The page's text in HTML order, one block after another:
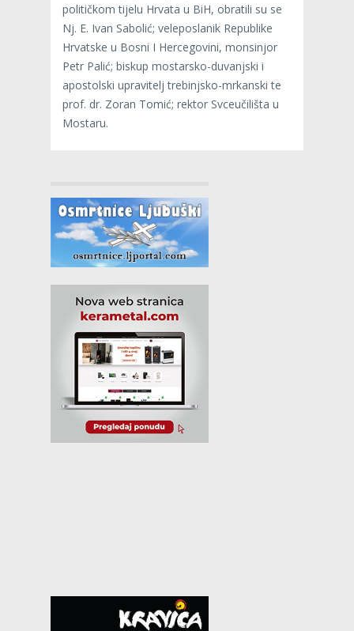
političkom tijelu Hrvata u BiH, obratili su se
Nj. E. Ivan Sabolić; veleposlanik Republike
Hrvatske u Bosni I Hercegovini, monsinjor
Petr Palić; biskup mostarsko-duvanjski i
apostolski upravitelj trebinjsko-mrkanski te
prof. dr. Zoran Tomić; rektor Svceučilišta u
Mostaru.